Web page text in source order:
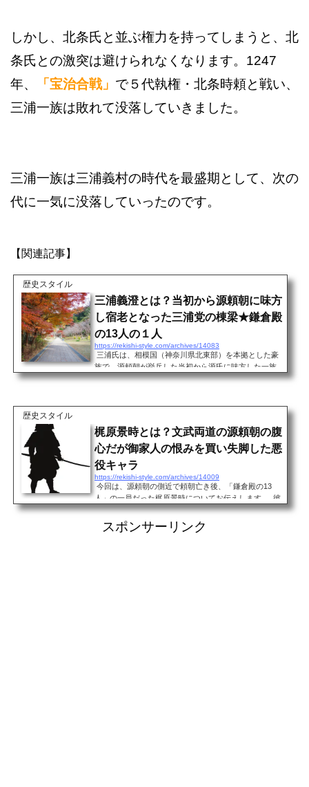
しかし、北条氏と並ぶ権力を持ってしまうと、北
条氏との激突は避けられなくなります。1247
年、
「宝治合戦」 で５代執権・北条時頼と戦い、
三浦一族は敗れて没落していきました。
三浦一族は三浦義村の時代を最盛期として、次の
代に一気に没落していったのです。
【関連記事】
歴史スタイル
三浦義澄とは？当初から源頼朝に味方
し宿老となった三浦党の棟梁★鎌倉殿
の13人の１人
https://rekishi-style.com/archives/14083
三浦氏は、相模国（神奈川県北東部）を本拠とした豪
族で、源頼朝が挙兵した当初から源氏に味方した一族
でした。 三浦義澄（みうらよしずみ）が活躍して一族
す。 三浦義澄の生い立ち 三浦義澄（みうらよしず
み）は、1127年、衣笠城主の三浦義明の次男として生
まれました。母は秩父重綱の娘です。 三浦氏は桓武平
氏の...
歴史スタイル
梶原景時とは？文武両道の源頼朝の腹
心だが御家人の恨みを買い失脚した悪
役キャラ
https://rekishi-style.com/archives/14009
今回は、源頼朝の側近で頼朝亡き後、「鎌倉殿の13
人」の一員だった梶原景時についてお伝えします。 彼
は「源平合戦」で頼朝の弟・源義経と対立し、讒言し
たことからドラマなどでは悪役にされがちですが、実
際はどういう人物だったのでしょうか。 梶原景時の生
スポンサーリンク